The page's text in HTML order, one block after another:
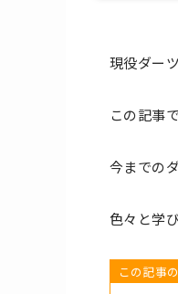
現役ダー
この記事
今までの
色々と学
この記事